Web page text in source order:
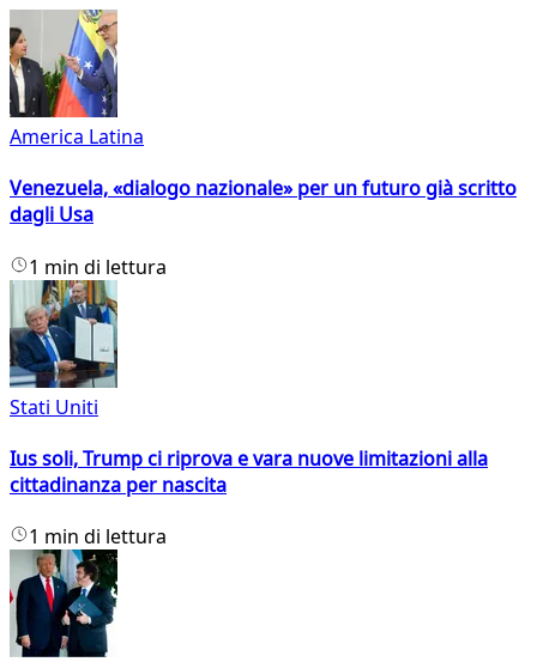
America Latina
Venezuela, «dialogo nazionale» per un futuro già scritto
dagli Usa
1 min di lettura
Stati Uniti
Ius soli, Trump ci riprova e vara nuove limitazioni alla
cittadinanza per nascita
1 min di lettura